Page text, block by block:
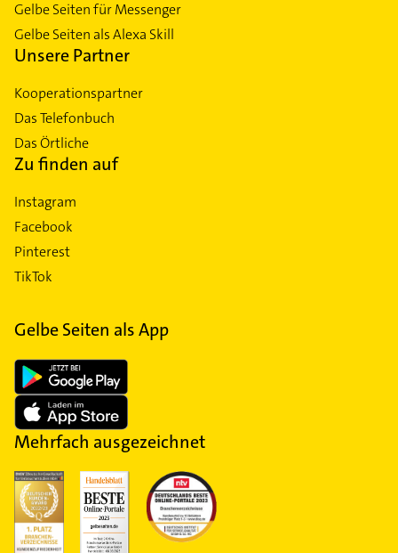
Gelbe Seiten für Messenger
Gelbe Seiten als Alexa Skill
Unsere Partner
Kooperationspartner
Das Telefonbuch
Das Örtliche
Zu finden auf
Instagram
Facebook
Pinterest
TikTok
Gelbe Seiten als App
Mehrfach ausgezeichnet